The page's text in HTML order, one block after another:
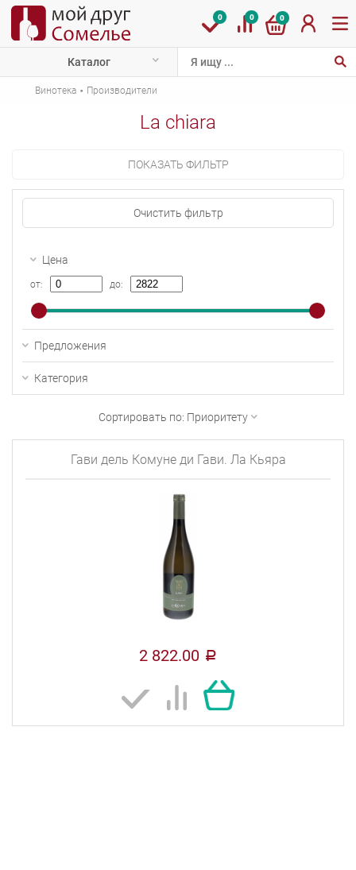
0 0 0
Каталог
Винотека · Производители
La chiara
ПОКАЗАТЬ ФИЛЬТР
Очистить фильтр
Цена
от: до:
Предложения
Категория
Сортировать по: Приоритету
Гави дель Комуне ди Гави. Ла Кьяра
2 822.00 a